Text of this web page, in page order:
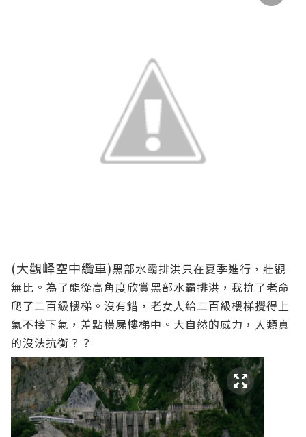
(大觀峄空中纜車)黑部水霸排洪只在夏季進行，壯觀
無比。為了能從高角度欣賞黑部水霸排洪，我拚了老命
爬了二百級樓梯。沒有錯，老女人給二百級樓梯攪得上
氣不接下氣，差點橫屍樓梯中。大自然的威力，人類真
的沒法抗衡？？